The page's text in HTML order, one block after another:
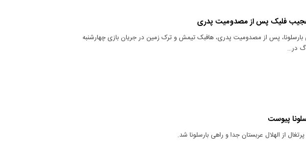
فلیک پس از مصدومیت پدری
پس از مصدومیت پدری، هافبک تیمش و ترک زمین در جریان بازی چهارشنبه
در…
پیوست
از الهلال عربستان جدا و راهی بارسلونا شد.